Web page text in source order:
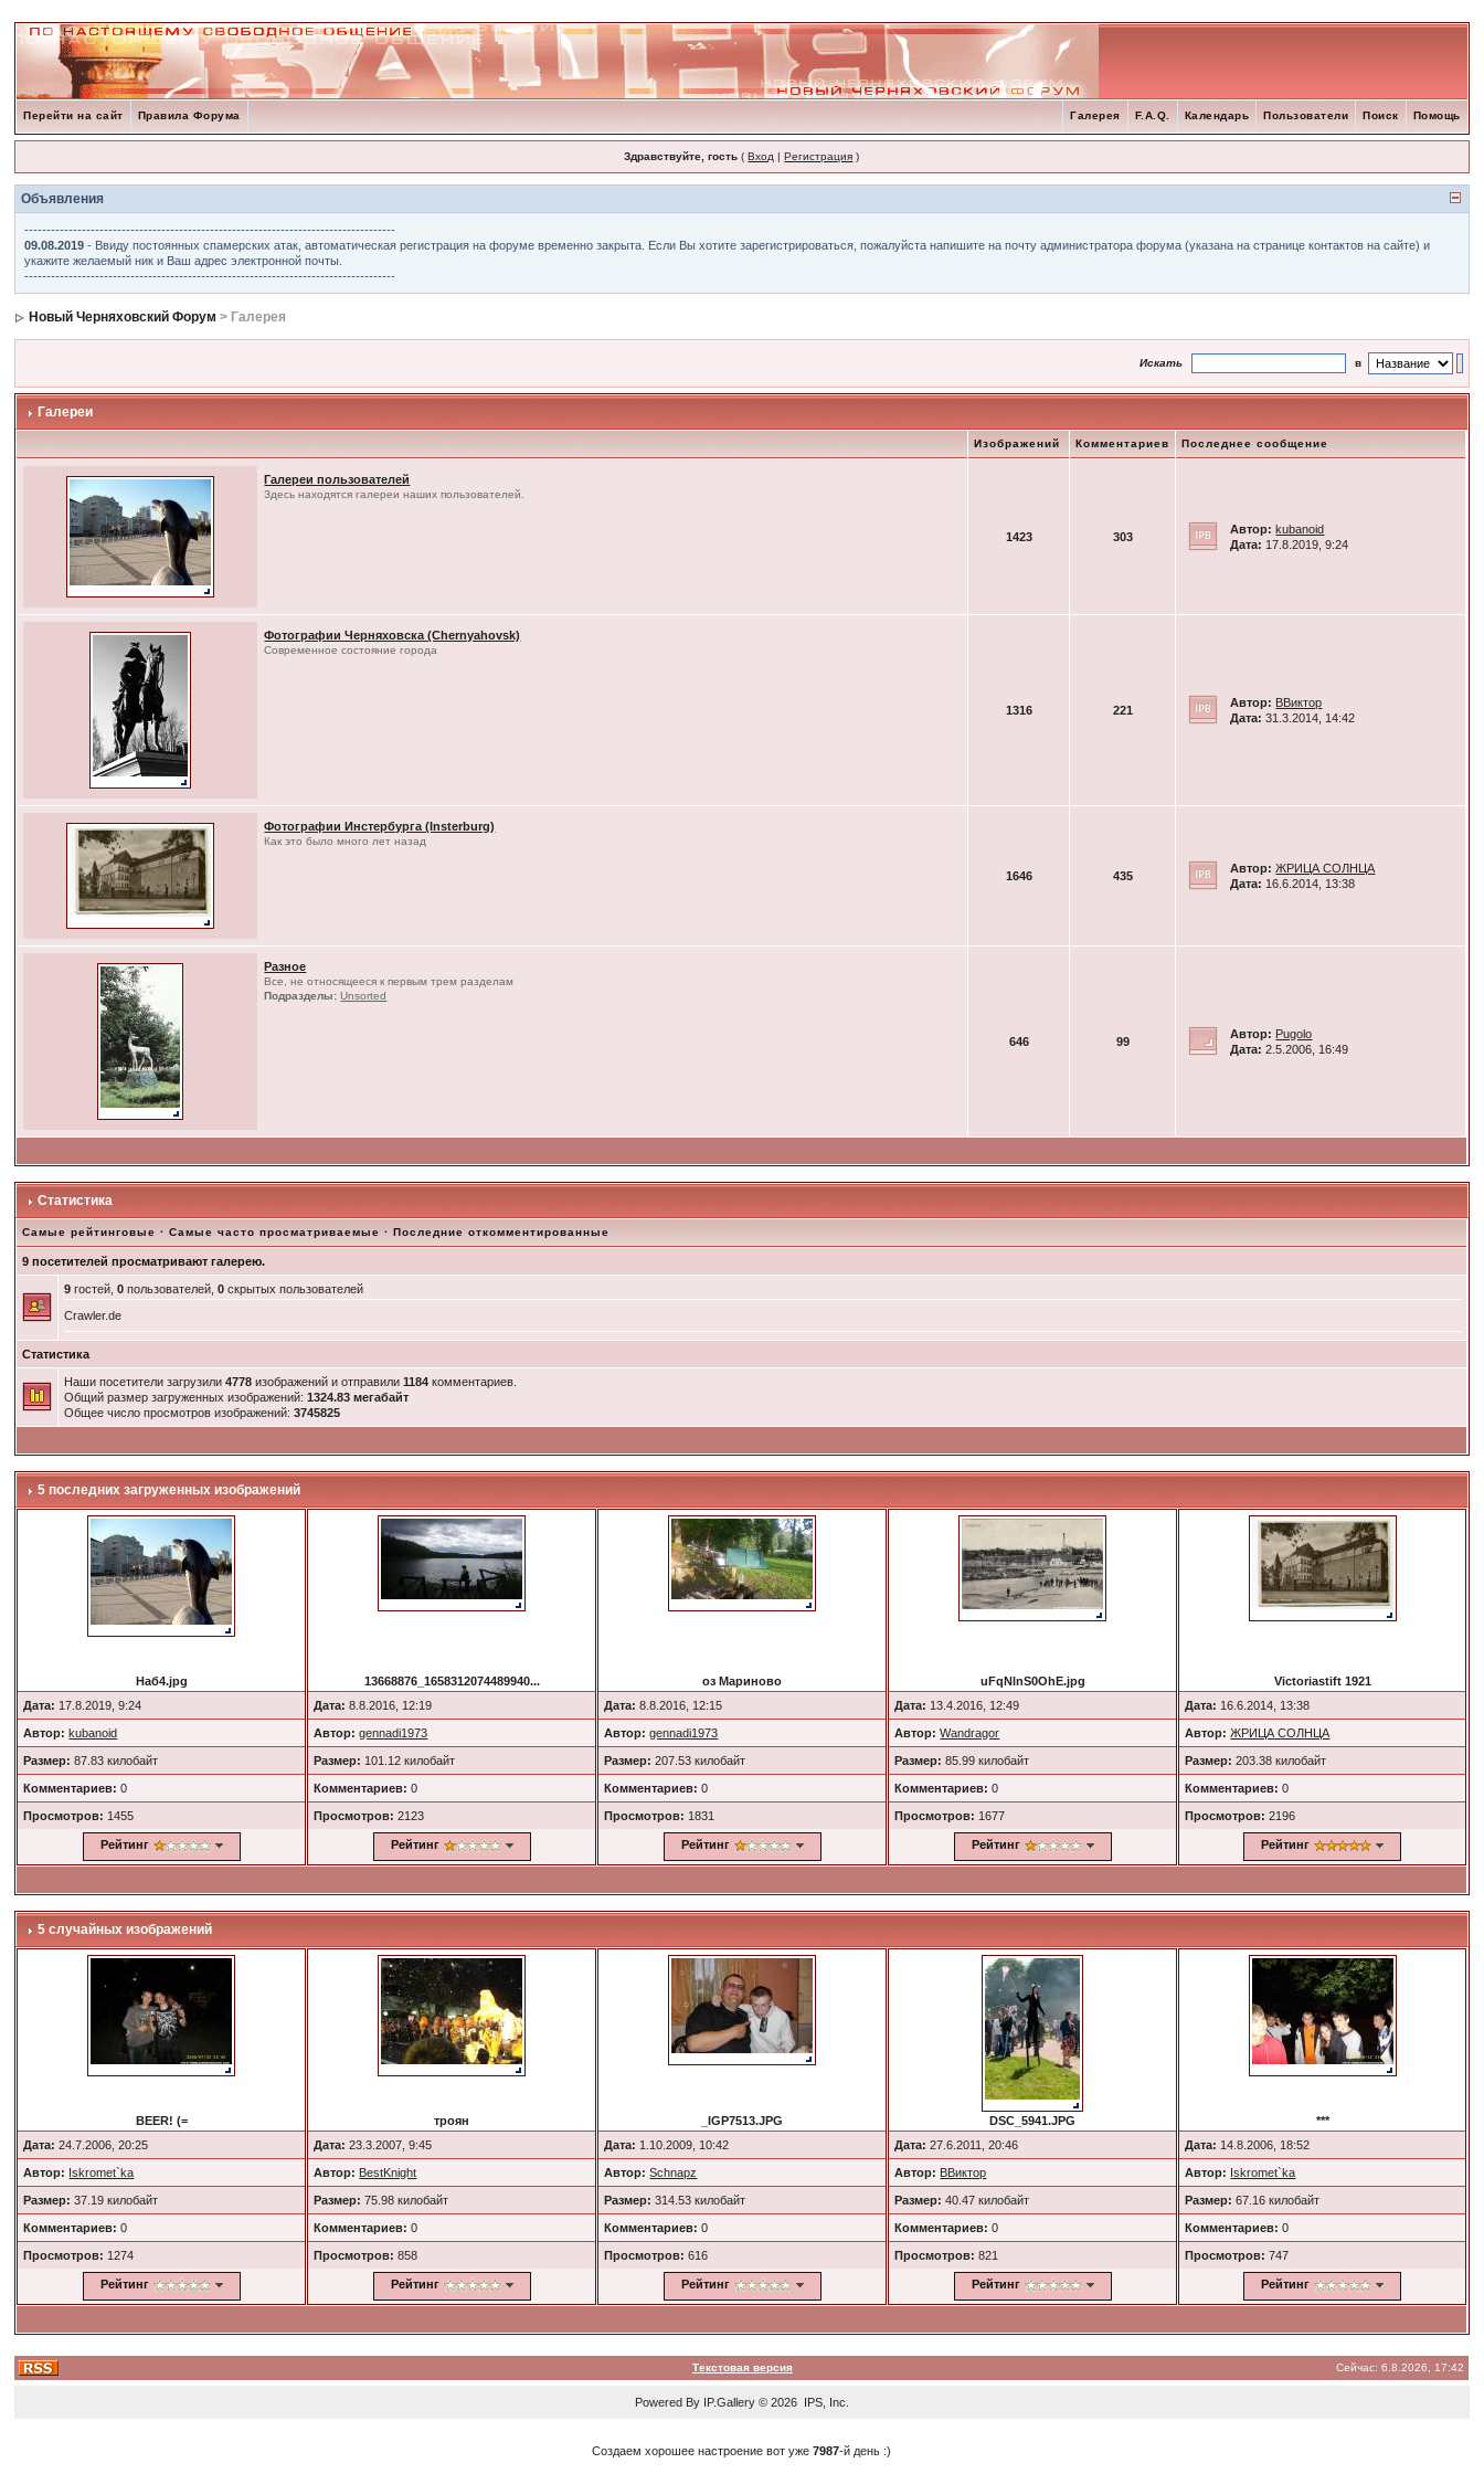
Перейти на сайт Правила Форума Помощь
Поиск
Пользователи
Календарь
F.A.Q.
Галерея
Здравствуйте, гость (Вход |Регистрация )
Объявления
------------------------------------------------------------------------------------
09.08.2019 - Ввиду постоянных спамерских атак, автоматическая регистрация на форуме временно закрыта. Если Вы хотите зарегистрироваться, пожалуйста напишите на почту администратора форума (указана на странице контактов на сайте) и
укажите желаемый ник и Ваш адрес электронной почты.
------------------------------------------------------------------------------------
Новый Черняховский Форум > Галерея
Искать в
Галереи
Изображений Комментариев Последнее сообщение
Галереи пользователей
Здесь находятся галереи наших пользователей.
1423 303
Автор: kubanoid
Дата: 17.8.2019, 9:24
Фотографии Черняховска (Chernyahovsk)
Современное состояние города
1316 221
Автор: ВВиктор
Дата: 31.3.2014, 14:42
Фотографии Инстербурга (Insterburg)
Как это было много лет назад
1646 435
Автор: ЖРИЦА СОЛНЦА
Дата: 16.6.2014, 13:38
Разное
Все, не относящееся к первым трем разделам
Подразделы: Unsorted
646 99
Автор: Pugolo
Дата: 2.5.2006, 16:49
Статистика
Самые рейтинговые ·Самые часто просматриваемые ·Последние откомментированные
9 посетителей просматривают галерею.
9 гостей,0 пользователей,0 скрытых пользователей
Crawler.de
Статистика
Наши посетители загрузили4778 изображений и отправили1184 комментариев.
Общий размер загруженных изображений:1324.83 мегабайт
Общее число просмотров изображений:3745825
5 последних загруженных изображений
Наб4.jpg
Дата: 17.8.2019, 9:24
Автор: kubanoid
Размер: 87.83 килобайт
Комментариев: 0
Просмотров: 1455
Рейтинг
13668876_1658312074489940...
Дата: 8.8.2016, 12:19
Автор: gennadi1973
Размер: 101.12 килобайт
Комментариев: 0
Просмотров:2123
Рейтинг
оз Мариново
Дата: 8.8.2016, 12:15
Автор: gennadi1973
Размер: 207.53 килобайт
Комментариев: 0
Просмотров: 1831
Рейтинг
uFqNlnS0OhE.jpg
Дата: 13.4.2016, 12:49
Автор: Wandragor
Размер: 85.99 килобайт
Комментариев: 0
Просмотров: 1677
Рейтинг
Victoriastift 1921
Дата: 16.6.2014, 13:38
Автор: ЖРИЦА СОЛНЦА
Размер: 203.38 килобайт
Комментариев: 0
Просмотров:2196
Рейтинг
5 случайных изображений
BEER! (=
Дата: 24.7.2006, 20:25
Автор: Iskromet`ka
Размер: 37.19 килобайт
Комментариев: 0
Просмотров: 1274
Рейтинг
троян
Дата: 23.3.2007, 9:45
Автор: BestKnight
Размер: 75.98 килобайт
Комментариев: 0
Просмотров:858
Рейтинг
_IGP7513.JPG
Дата: 1.10.2009, 10:42
Автор: Schnapz
Размер: 314.53 килобайт
Комментариев: 0
Просмотров:616
Рейтинг
DSC_5941.JPG
Дата: 27.6.2011, 20:46
Автор: ВВиктор
Размер: 40.47 килобайт
Комментариев: 0
Просмотров:821
Рейтинг
***
Дата: 14.8.2006, 18:52
Автор: Iskromet`ka
Размер: 67.16 килобайт
Комментариев: 0
Просмотров:747
Рейтинг
Текстовая версия Сейчас: 6.8.2026, 17:42
Powered By IP.Gallery© 2026 IPS, Inc.
Создаем хорошее настроение вот уже7987-й день :)